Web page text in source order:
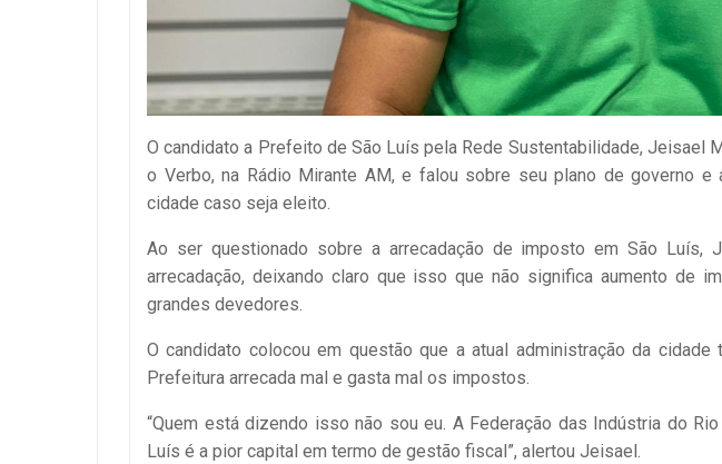
O candidato a Prefeito de São Luís pela Rede Sustentabilidade, Jeisael
o Verbo, na Rádio Mirante AM, e falou sobre seu plano de governo e
cidade caso seja eleito.
Ao ser questionado sobre a arrecadação de imposto em São Luís,
arrecadação, deixando claro que isso que não significa aumento de
grandes devedores.
O candidato colocou em questão que a atual administração da
Prefeitura arrecada mal e gasta mal os impostos.
“Quem está dizendo isso não sou eu. A Federação das Indústria do
Luís é a pior capital em termo de gestão fiscal”, alertou Jeisael.